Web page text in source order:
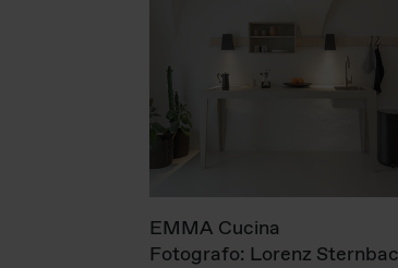
EMMA Cucina
Fotografo: Lorenz